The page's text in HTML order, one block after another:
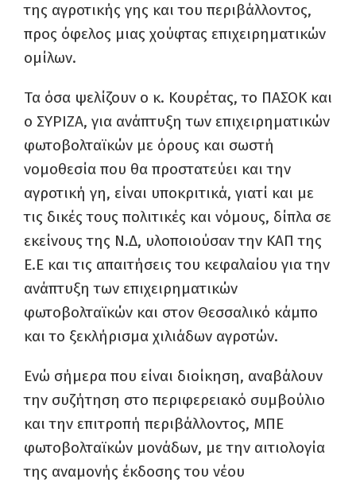
της αγροτικής γης και του περιβάλλοντος,
προς όφελος μιας χούφτας επιχειρηματικών
ομίλων.
Τα όσα ψελίζουν ο κ. Κουρέτας, το ΠΑΣΟΚ και
ο ΣΥΡΙΖΑ, για ανάπτυξη των επιχειρηματικών
φωτοβολταϊκών με όρους και σωστή
νομοθεσία που θα προστατεύει και την
αγροτική γη, είναι υποκριτικά, γιατί και με
τις δικές τους πολιτικές και νόμους, δίπλα σε
εκείνους της Ν.Δ, υλοποιούσαν την ΚΑΠ της
Ε.Ε και τις απαιτήσεις του κεφαλαίου για την
ανάπτυξη των επιχειρηματικών
φωτοβολταϊκών και στον Θεσσαλικό κάμπο
και το ξεκλήρισμα χιλιάδων αγροτών.
Ενώ σήμερα που είναι διοίκηση, αναβάλουν
την συζήτηση στο περιφερειακό συμβούλιο
και την επιτροπή περιβάλλοντος, ΜΠΕ
φωτοβολταϊκών μονάδων, με την αιτιολογία
της αναμονής έκδοσης του νέου